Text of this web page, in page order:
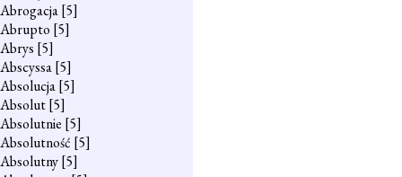
Abrogacja[5]
Abrupto [5]
Abrys [5]
Abscyssa[5]
Absolucja[5]
Absolut[5]
Absolutnie [5]
Absolutność [5]
Absolutny[5]